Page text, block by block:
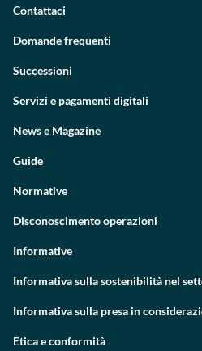
Contattaci
Domande frequenti
Successioni
Servizi e pagamenti digitali
News e Magazine
Guide
Normative
Disconoscimento operazioni
Informative
Informativa sulla sostenibilità nel
Informativa sulla presa in
Etica e conformità